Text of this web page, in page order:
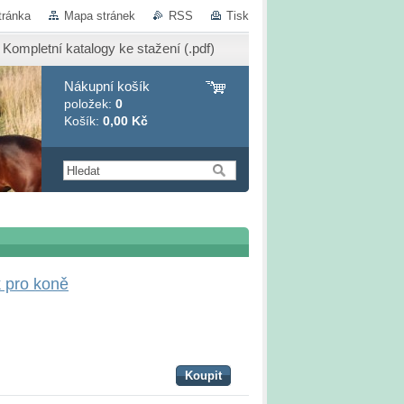
Mapa stránek RSS Tisk
Kompletní katalogy ke stažení (.pdf)
Nákupní košík
položek: 0
Košík: 0,00 Kč
pro koně
Koupit